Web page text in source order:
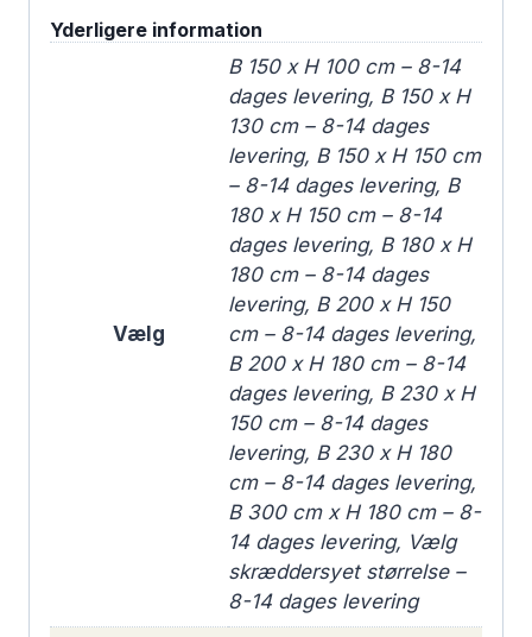
Yderligere information
Vælg
B 150 x H 100 cm – 8-14
dages levering, B 150 x H
130 cm – 8-14 dages
levering, B 150 x H 150 cm
– 8-14 dages levering, B
180 x H 150 cm – 8-14
dages levering, B 180 x H
180 cm – 8-14 dages
levering, B 200 x H 150
cm – 8-14 dages levering,
B 200 x H 180 cm – 8-14
dages levering, B 230 x H
150 cm – 8-14 dages
levering, B 230 x H 180
cm – 8-14 dages levering,
B 300 cm x H 180 cm – 8-
14 dages levering, Vælg
skræddersyet størrelse –
8-14 dages levering